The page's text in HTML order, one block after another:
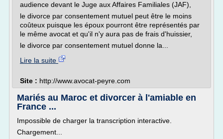
audience devant le Juge aux Affaires Familiales (JAF),
le divorce par consentement mutuel peut être le moins
coûteux puisque les époux pourront être représentés par
le même avocat et qu'il n'y aura pas de frais d'huissier,
le divorce par consentement mutuel donne la...
Lire la suite
Site : http://www.avocat-peyre.com
Mariés au Maroc et divorcer à l'amiable en
France ...
Impossible de charger la transcription interactive.
Chargement...